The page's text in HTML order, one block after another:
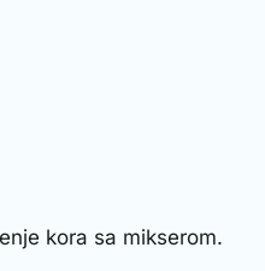
kora sa mikserom.